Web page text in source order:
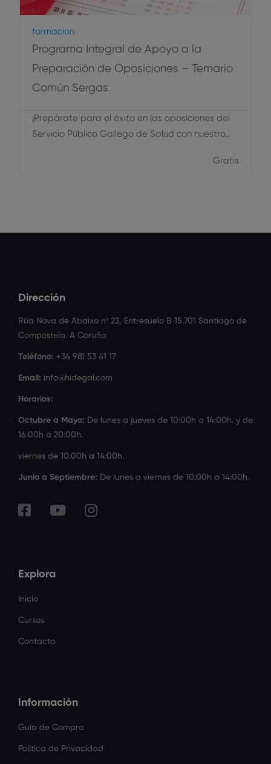
Formacion
Programa Integral de Apoyo a la
Preparación de Oposiciones – Temario
Común Sergas
¡Prepárate para el éxito en las oposiciones del
Servicio Público Gallego de Salud con nuestro…
Gratis
Dirección
Rúa Nova de Abaixo nº 23, Entresuelo B 15.701 Santiago de
Compostela. A Coruña
Teléfono: +34 981 53 41 17
Email: info@hidegal.com
Horarios:
Octubre a Mayo: De lunes a jueves de 10:00h a 14:00h. y de
16:00h a 20:00h.
viernes de 10:00h a 14:00h.
Junio a Septiembre: De lunes a viernes de 10:00h a 14:00h.
Explora
Inicio
Cursos
Contacto
Información
Guía de Compra
Política de Privacidad